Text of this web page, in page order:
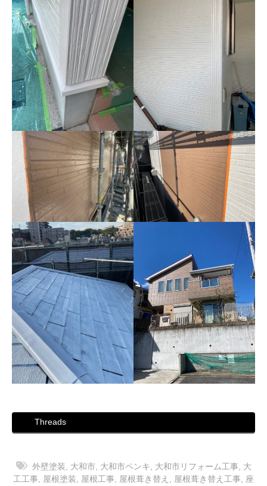
Threads
外壁塗装, 大和市, 大和市ペンキ, 大和市リフォーム工事, 大
工工事, 屋根塗装, 屋根工事, 屋根葺き替え , 屋根葺き替え工事, 座